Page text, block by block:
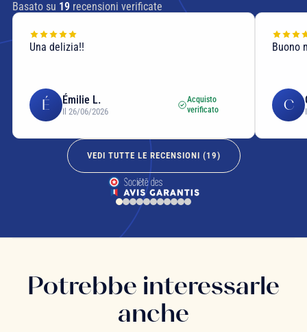
Basato su 19recensioni verificate
Una delizia!!
É Émilie L.
Il 26/06/2026
Acquisto
verificato
Buono
C
VEDI TUTTE LE RECENSIONI (19)
Potrebbe interessarle
anche